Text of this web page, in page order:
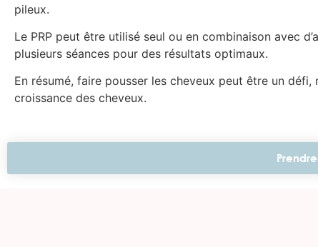
pileux.
Le PRP peut être utilisé seul ou en combinaison avec
plusieurs séances pour des résultats optimaux.
En résumé, faire pousser les cheveux peut être un
croissance des cheveux.